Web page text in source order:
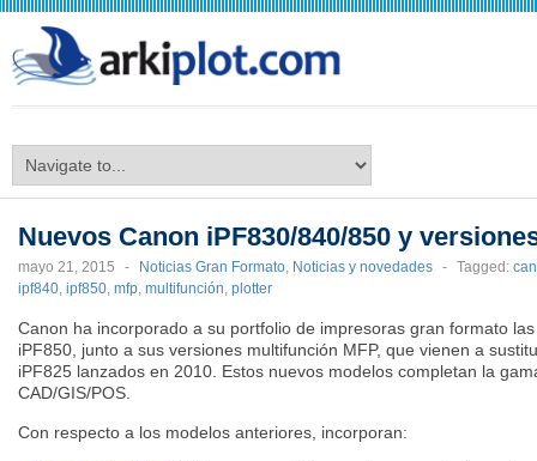
Nuevos Canon iPF830/840/850 y
mayo 21, 2015 - Noticias Gran Formato, Noticias y novedades - Tagged:
ipf840, ipf850, mfp, multifunción, plotter
Canon ha incorporado a su portfolio de impresoras gran formato
iPF850, junto a sus versiones multifunción MFP, que vienen a
iPF825 lanzados en 2010. Estos nuevos modelos completan la
CAD/GIS/POS.
Con respecto a los modelos anteriores, incorporan: